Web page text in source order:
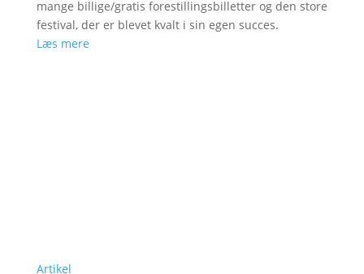
mange billige/gratis forestillingsbilletter og den store
festival, der er blevet kvalt i sin egen succes.
Læs mere
Artikel